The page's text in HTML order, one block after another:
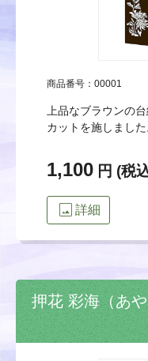
商品番号：00001
上品なブラウンの
カットを施しました
1,100 円 (税
image 詳細
押花 彩海（あや